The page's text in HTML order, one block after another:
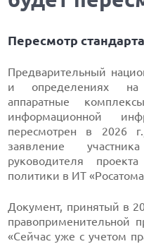
Пересмотр стандарта
Предварительный
и определениях на
аппаратные
информационной
пересмотрен в 2026
заявление
руководителя
политики в ИT
Документ, принятый в
правоприменительной
«Сейчас уже с учетом